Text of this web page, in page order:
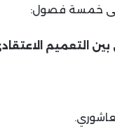
خمسة فصول:
التعميم